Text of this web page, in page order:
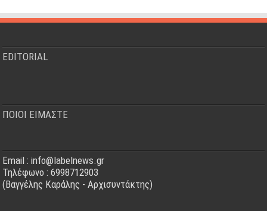
EDITORIAL
ΠΟΙΟΙ ΕΙΜΑΣΤΕ
Email : info@labelnews.gr
Τηλέφωνο : 6998712903
(Βαγγέλης Καράλης - Αρχισυντάκτης)